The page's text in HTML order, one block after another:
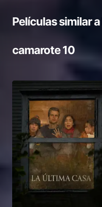
Películas similar a
camarote 10